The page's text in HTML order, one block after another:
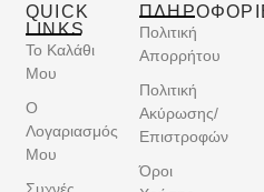
QUICK
LINKS
Το Καλάθι
Μου
Ο
Λογαριασμός
Μου
Συχνές
Πολιτική
Απορρήτου
Πολιτική
Ακύρωσης/
Επιστροφών
Όροι